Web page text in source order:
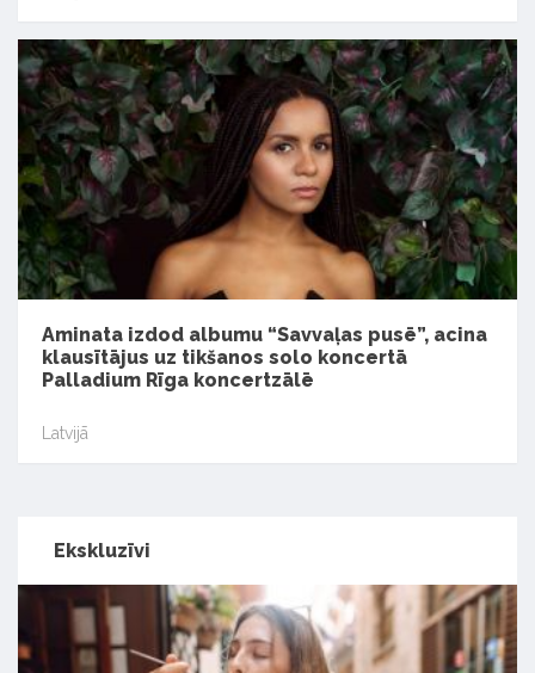
Aminata izdod albumu “Savvaļas pusē”, acina
klausītājus uz tikšanos solo koncertā
Palladium Rīga koncertzālē
Latvijā
Ekskluzīvi